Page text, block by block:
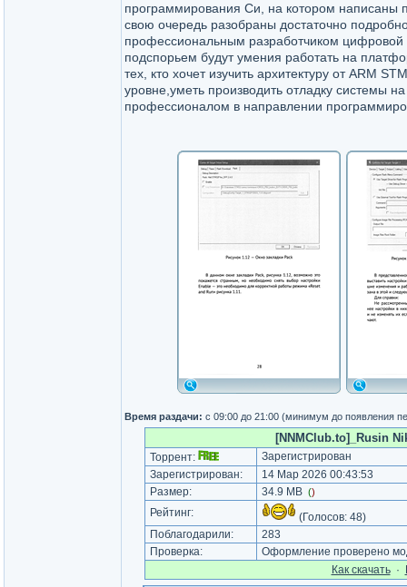
программирования Си, на котором
свою очередь разобраны достаточно
профессиональным разработчиком
подспорьем будут умения работать на
тех, кто хочет изучить архитектуру от ARM
уровне,уметь производить отладку системы
профессионалом в направлении
Время раздачи: с 09:00 до 21:00 (минимум до появления
[NNMClub.to]_Rusin
Торрент:
Зарегистрирован
Зарегистрирован:
14 Мар 2026 00:43:53
Размер:
34.9 MB ()
Рейтинг: (Голосов: 48)
Поблагодарили:
283
Проверка:
Оформление проверено
Как cкачать·